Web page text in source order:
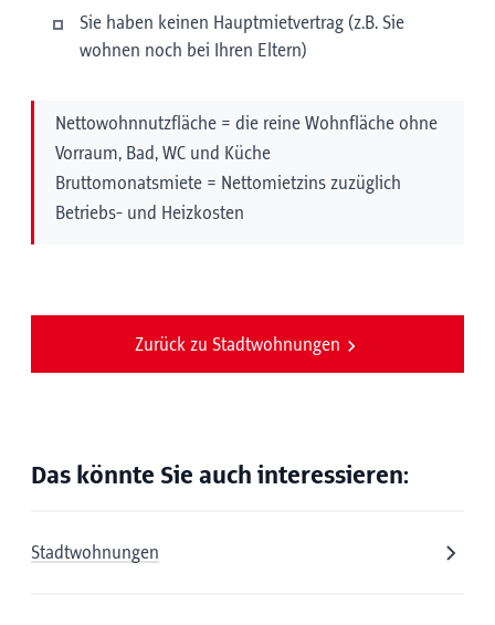
Sie haben keinen Hauptmietvertrag (z.B. Sie
wohnen noch bei Ihren Eltern)
Nettowohnnutzfläche = die reine Wohnfläche ohne
Vorraum, Bad, WC und Küche
Bruttomonatsmiete = Nettomietzins zuzüglich
Betriebs- und Heizkosten
Zurück zu Stadtwohnungen
Das könnte Sie auch interessieren:
Stadtwohnungen